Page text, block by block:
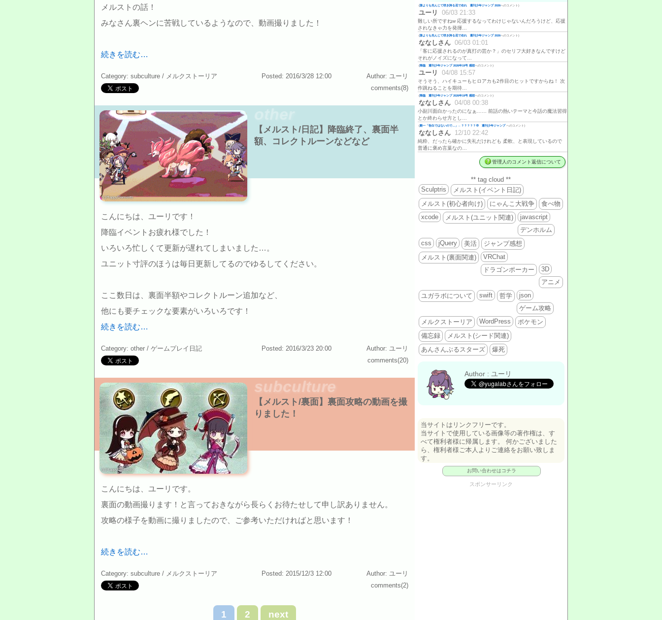
メルストの話！
みなさん裏ヘンに苦戦しているようなので、動画撮りました！
続きを読む…
Category: subculture / メルクストーリア Posted: 2016/3/28 12:00
Author: ユーリ
comments(8)
(c)HappyElements
【メルスト/日記】降臨終了、裏面半
額、コレクトルーンなどなど
こんにちは、ユーリです！
降臨イベントお疲れ様でした！
いろいろ忙しくて更新が遅れてしまいました…。
ユニット寸評のほうは毎日更新してるのでゆるしてください。
ここ数日は、裏面半額やコレクトルーン追加など、
他にも要チェックな要素がいろいろです！
続きを読む…
Category: other / ゲームプレイ日記 Posted: 2016/3/23 20:00
Author: ユーリ
comments(20)
(c)HappyElements
subculture
【メルスト/裏面】裏面攻略の動画を撮
りました！
こんにちは、ユーリです。
裏面の動画撮ります！と言っておきながら長らくお待たせして申し訳ありません。
攻略の様子を動画に撮りましたので、ご参考いただければと思います！
続きを読む…
Category: subculture / メルクストーリア Posted: 2015/12/3 12:00
Author: ユーリ
comments(2)
1 2 next
(誰よりも先んじて咲き誇る花で在れ 週刊少年ジャンプ 2026へのコメント)
ユーリ 06/03 21:33
難しい所ですねw 応援するなってわけじゃないんだろうけど、応援
されなきゃ力を発揮…
(誰よりも先んじて咲き誇る花で在れ 週刊少年ジャンプ 2026へのコメント)
ななしさん 06/03 01:01
「客に応援されるのが真打の芸か？」のセリフ大好きなんですけど
それがノイズになって…
(降臨 週刊少年ジャンプ 2026年19号 感想へのコメント)
ユーリ 04/08 15:57
そうそう、ハイキューもヒロアカも2作目のヒットですからね！ 次
作跳ねることを期待…
(降臨 週刊少年ジャンプ 2026年19号 感想へのコメント)
ななしさん 04/08 00:38
小副川面白かったのになぁ…… 前話の熱いテーマと今話の魔法習得
とか終わらせ方とし…
(殿一「告白ではないので…」←？？？？？💢 週刊少年ジャンプへのコメント)
ななしさん 12/10 22:42
純粋、だったら確かに失礼だけれども 柔軟、と表現しているので
普通に褒め言葉なの…
管理人のコメント返信について
** tag cloud **
Sculptris
メルスト(イベント日記)
メルスト(初心者向け)
にゃんこ大戦争
食べ物
xcode
メルスト(ユニット関連)
javascript
デンホルム
css
jQuery 美活
ジャンプ感想
メルスト(裏面関連)
VRChat
ドラゴンポーカー
3D
アニメ
ユガラボについて
swift 哲学
json
ゲーム攻略
メルクストーリア
WordPress
ポケモン
備忘録
メルスト(シード関連)
あんさんぶるスターズ
爆死
Author : ユーリ
当サイトはリンクフリーです。
当サイトで使用している画像等の著作権は、す
べて権利者様に帰属します。 何かございました
ら、権利者様ご本人よりご連絡をお願い致しま
す。
お問い合わせはコチラ
スポンサーリンク